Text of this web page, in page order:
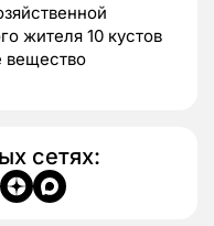
жителя 10 кустов
вещество
сетях: